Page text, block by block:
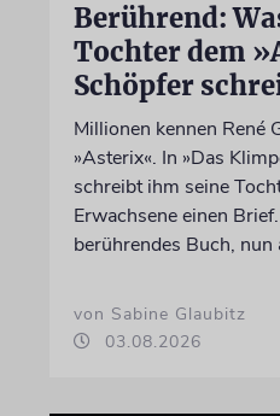
Berührend:
Tochter dem
Schöpfer
Millionen kennen René
»Asterix«. In »Das
schreibt ihm seine
Erwachsene einen
berührendes Buch, nun
von Sabine Glaubitz
03.08.2026